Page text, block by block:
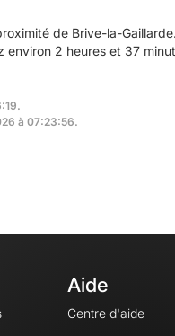
de Brive-la-
2 heures et 37
à 07:23:56.
Aide
Centre d'aide